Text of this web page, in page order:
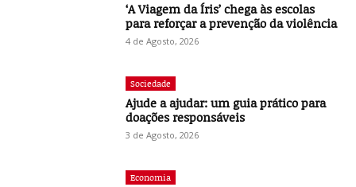
‘A Viagem da Íris’ chega às escolas
para reforçar a prevenção da violência
4 de Agosto, 2026
Sociedade
Ajude a ajudar: um guia prático para
doações responsáveis
3 de Agosto, 2026
Economia